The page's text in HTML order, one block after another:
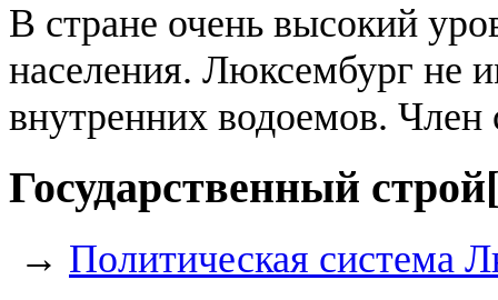
В стране очень высокий
населения. Люксембург не
внутренних водоемов.
Государственный строй
→ Политическая система